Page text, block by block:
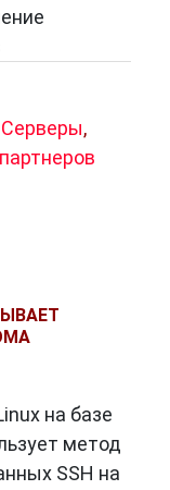
Серверы,
на базе
метод
SSH на